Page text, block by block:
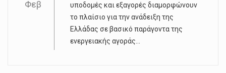
Φεβ
υποδομές και εξαγορές διαμορφώνουν
το πλαίσιο για την ανάδειξη της
Ελλάδας σε βασικό παράγοντα της
ενεργειακής αγοράς...